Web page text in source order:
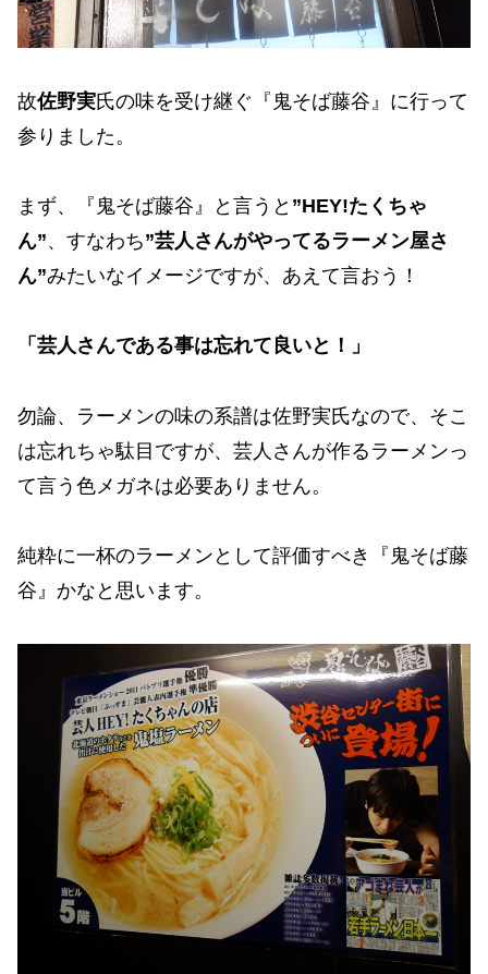
故佐野実氏の味を受け継ぐ『鬼そば藤谷』に行って
参りました。
まず、『鬼そば藤谷』と言うと ”HEY!たくちゃ
ん”、すなわち”芸人さんがやってるラーメン屋さ
ん”みたいなイメージですが、あえて言おう！
「芸人さんである事は忘れて良いと！」
勿論、ラーメンの味の系譜は佐野実氏なので、そこ
は忘れちゃ駄目ですが、芸人さんが作るラーメンっ
て言う色メガネは必要ありません。
純粋に一杯のラーメンとして評価すべき『鬼そば藤
谷』かなと思います。